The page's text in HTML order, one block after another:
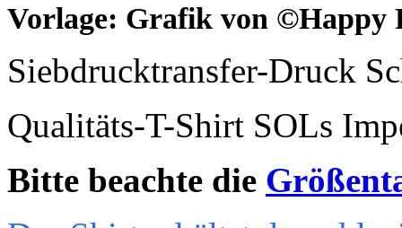
Vorlage: Grafik von ©Happy
Siebdrucktransfer-Druck
Qualitäts-T-Shirt SOLs
Bitte beachte die